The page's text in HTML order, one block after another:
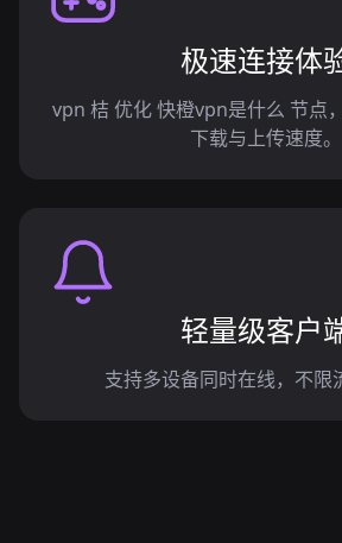
极速连接体
vpn 桔 优化 快橙vpn是什么 节点
下载与上传速度。
轻量级客户
支持多设备同时在线，不限